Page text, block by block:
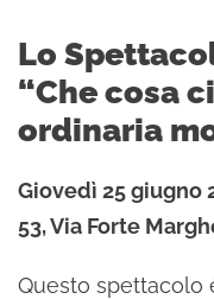
Lo
“Che cosa
ordinaria
Giovedì 25 giugno
53, Via Forte
Questo spettacolo